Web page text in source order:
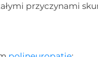
przyczynami